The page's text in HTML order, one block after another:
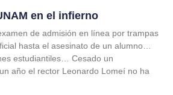
en el infierno
de admisión en línea por trampas
hasta el asesinato de un alumno…
estudiantiles… Cesado un
año el rector Leonardo Lomeí no ha